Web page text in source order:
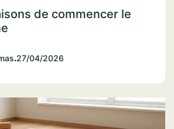
de commencer le
.27/04/2026